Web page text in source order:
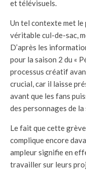
et télévisuels.
Un tel contexte met le
véritable cul-de-sac,
D’après les
pour la saison 2 du «
processus créatif
crucial, car il laisse
avant que les fans
des personnages de la
Le fait que cette
complique encore
ampleur signifie en
travailler sur leurs